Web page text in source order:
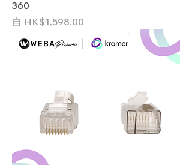
360
自 HK$1,598.00
促銷價格